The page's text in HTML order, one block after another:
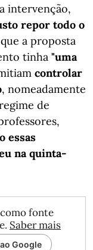
intervenção,
repor todo o
a proposta
tinha "uma
controlar
, nomeadamente
de
essas
na quinta-
fonte
Saber mais
Google